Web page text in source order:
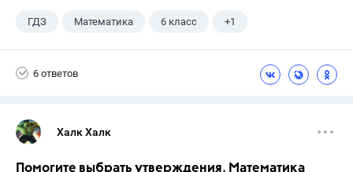
ГДЗ Математика 6 класс +1
6 ответов
Халк Халк
Помогите выбрать утверждения. Математика